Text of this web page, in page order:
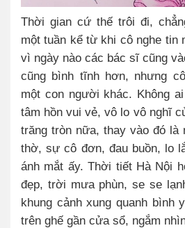
Thời gian cứ thế trôi đi,
một tuần kể từ khi cô nghe tin
vì ngày nào các bác sĩ cũng
cũng bình tĩnh hơn, nhưng
một con người khác. Không
tâm hồn vui vẻ, vô lo vô nghĩ
trăng tròn nữa, thay vào đó là
thờ, sự cô đơn, đau buồn, lo
ánh mắt ấy. Thời tiết Hà Nội
đẹp, trời mưa phùn, se se
khung cảnh xung quanh bình
trên ghế gần cửa sổ, ngắm